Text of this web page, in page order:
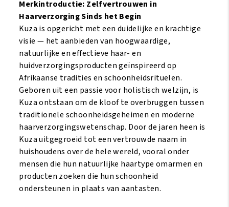
Scrub
8
oz
aantal
Merkintroductie: Zelfvertrouwen in
Haarverzorging Sinds het Begin
Kuza is opgericht met een duidelijke en krachtige
visie — het aanbieden van hoogwaardige,
natuurlijke en effectieve haar- en
huidverzorgingsproducten geïnspireerd op
Afrikaanse tradities en schoonheidsrituelen.
Geboren uit een passie voor holistisch welzijn, is
Kuza ontstaan om de kloof te overbruggen tussen
traditionele schoonheidsgeheimen en moderne
haarverzorgingswetenschap. Door de jaren heen is
Kuza uitgegroeid tot een vertrouwde naam in
huishoudens over de hele wereld, vooral onder
mensen die hun natuurlijke haartype omarmen en
producten zoeken die hun schoonheid
ondersteunen in plaats van aantasten.